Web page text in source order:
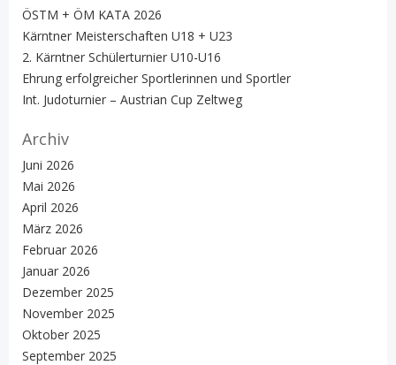
ÖSTM + ÖM KATA 2026
Kärntner Meisterschaften U18 + U23
2. Kärntner Schülerturnier U10-U16
Ehrung erfolgreicher Sportlerinnen und Sportler
Int. Judoturnier – Austrian Cup Zeltweg
Archiv
Juni 2026
Mai 2026
April 2026
März 2026
Februar 2026
Januar 2026
Dezember 2025
November 2025
Oktober 2025
September 2025